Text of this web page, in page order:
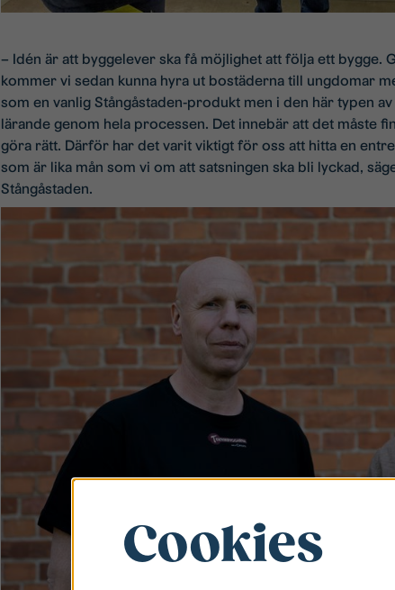
– Idén är att byggelever ska få möjlighet att följa ett bygge.
kommer vi sedan kunna hyra ut bostäderna till ungdomar
som en vanlig Stångåstaden-produkt men i den här typen
lärande genom hela processen. Det innebär att det måste
göra rätt. Därför har det varit viktigt för oss att hitta en
som är lika mån som vi om att satsningen ska bli lyckad,
Stångåstaden.
Cookies